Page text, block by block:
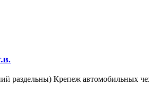
Крепеж автомобильных